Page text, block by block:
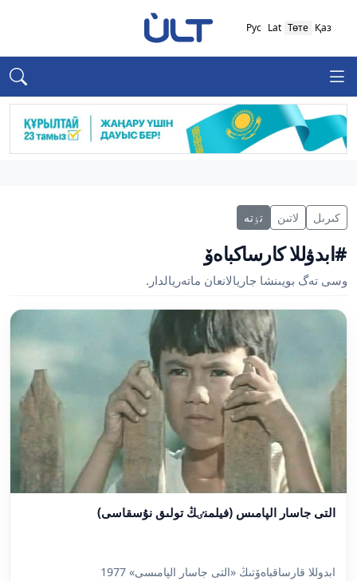
Қаз
Төте
Lat
Рус
كىرىل لاتىن تٶتە
#ابدۋللا كارساكباەۆ
وسى تەگ بويىنشا جاريالانعان ماتەريالدار.
التى جاسار الپامىس (فيلمنٸڭ تولىق نۇسقاسى)
ابدوللا قارساقباەۆتىڭ «التى جاسار الپامىسى» 1977